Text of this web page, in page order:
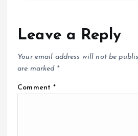
Leave a Reply
Your email address will not be
are marked *
Comment*